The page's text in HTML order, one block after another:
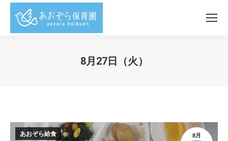
8月27日（火）
8月
あおぞら給食